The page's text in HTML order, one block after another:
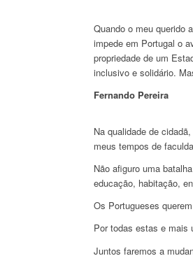
Quando o meu querido
impede em Portugal o
propriedade de um
inclusivo e solidário.
Fernando Pereira
Na qualidade de
meus tempos de
Não afiguro uma
educação, habitação,
Os Portugueses
Por todas estas e mais
Juntos faremos a